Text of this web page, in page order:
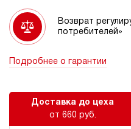
Возврат
потребителей»
Подробнее о гарантии
Доставка до цеха
от 660 руб.